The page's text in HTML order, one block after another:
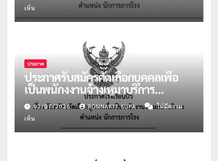
เห็น
ประกาศ
ประกาศรับสมัครคัดเลือกบุคคลเพื่อ
เป็นพนักงงานจ้างเหมาบริการ
ตำแหน่งนักการภารโรง
02/07/2026 RONNAKIT SUPA
ไม่มีความ
เห็น